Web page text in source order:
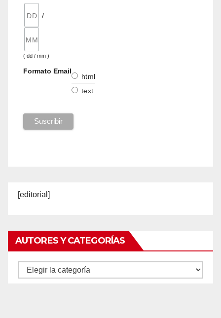
/
( dd / mm )
Formato Email
html
text
[editorial]
AUTORES Y CATEGORÍAS
Autores